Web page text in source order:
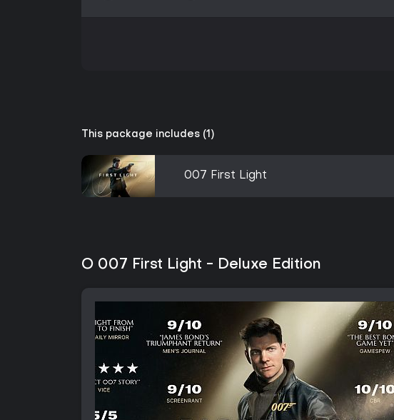
This package includes (1)
007 First Light
O 007 First Light - Deluxe Edition